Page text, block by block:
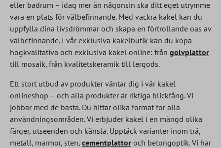
eller badrum – idag mer än någonsin ska ditt eget utrymme
vara en plats för välbefinnande. Med vackra kakel kan du
uppfylla dina livsdrömmar och skapa en förtrollande oas av
välbefinnande. I vår exklusiva kakelbutik kan du köpa
högkvalitativa och exklusiva kakel online: från golvplattor
till mosaik, från kvalitetskeramik till lergods.
Ett stort utbud av produkter väntar dig i vår kakel
onlineshop – och alla produkter är riktiga blickfång. Vi
jobbar med de bästa. Du hittar olika format för alla
användningsområden. Vi erbjuder kakel i en mängd olika
färger, utseenden och känsla. Upptäck varianter inom trä,
metall, marmor, sten, cementplattor och betongoptik. Vi har